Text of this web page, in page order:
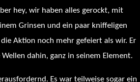
hey, wir haben alles gerockt, mit
Grinsen und ein paar kniffeligen
Aktion noch mehr gefeiert als wir. Er
dahin, ganz in seinem Element.
Es war teilweise sogar ein